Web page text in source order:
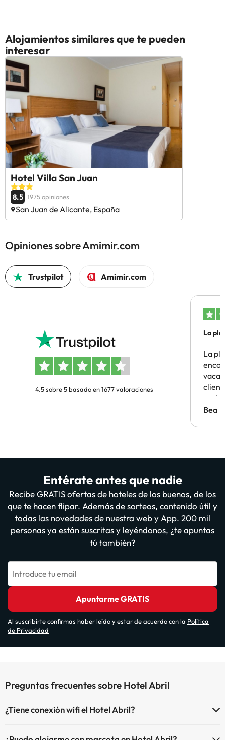
Alojamientos similares que te pueden
interesar
Hotel Villa San Juan
8.5 1975 opiniones
San Juan de Alicante, España
Opiniones sobre Amimir.com
Trustpilot Amimir.com
4.5 sobre 5 basado en 1677 valoraciones
La
La
Bea
Entérate antes que nadie
Recibe GRATIS ofertas de hoteles de los buenos, de los
que te hacen flipar. Además de sorteos, contenido útil y
todas las novedades de nuestra web y App. 200 mil
personas ya están suscritas y leyéndonos, ¿te apuntas
tú también?
Introduce tu email
Apuntarme GRATIS
Al suscribirte confirmas haber leído y estar de acuerdo con la Política
de Privacidad
Preguntas frecuentes sobre Hotel Abril
¿Tiene conexión wifi el Hotel Abril?